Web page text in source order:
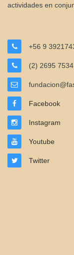
actividades en
+56 9
(2) 2695 7534
Facebook
Instagram
Youtube
Twitter